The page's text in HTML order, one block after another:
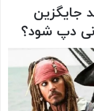
جایگزین
دپ شود؟